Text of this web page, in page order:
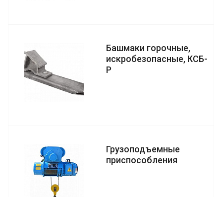
Башмаки горочные,
искробезопасные, КСБ-
Р
Грузоподъемные
приспособления